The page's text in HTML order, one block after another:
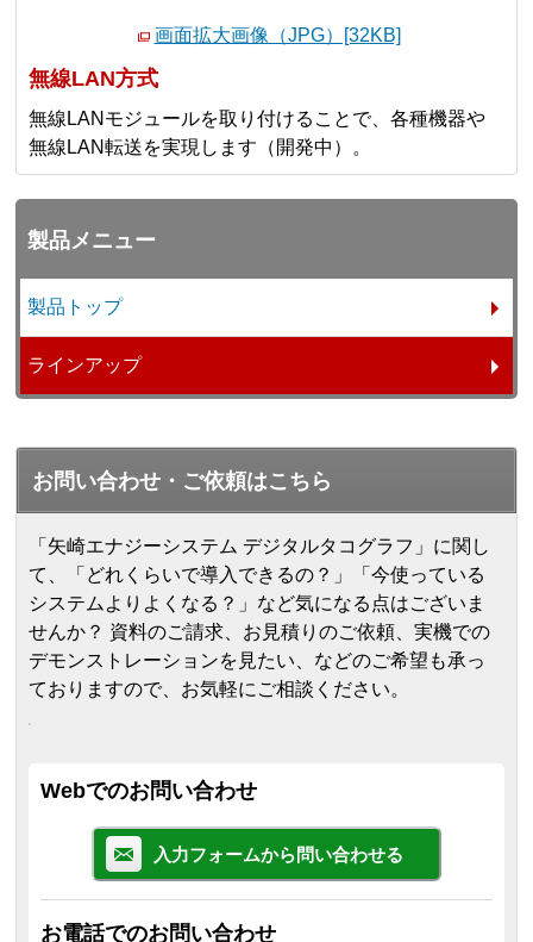
画面拡大画像（JPG）[32KB]
無線LAN方式
無線LANモジュールを取り付けることで、各種機器や
無線LAN転送を実現します（開発中）。
製品メニュー
製品トップ
ラインアップ
お問い合わせ・ご依頼はこちら
「矢崎エナジーシステム デジタルタコグラフ」に関し
て、「どれくらいで導入できるの？」「今使っている
システムよりよくなる？」など気になる点はございま
せんか？ 資料のご請求、お見積りのご依頼、実機での
デモンストレーションを見たい、などのご希望も承っ
ておりますので、お気軽にご相談ください。
Webでのお問い合わせ
入力フォームから問い合わせる
お電話でのお問い合わせ